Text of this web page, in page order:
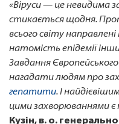
«Віруси — це невидима
стикається щодня.
всього світу
натомість епідемії
Завдання
нагадати людям про
гепатити. І
цими захворюваннями
Кузін, в. о.